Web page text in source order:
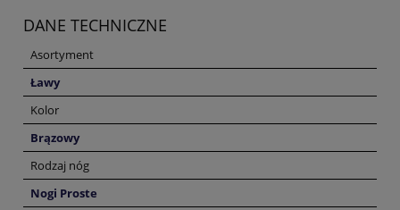
DANE TECHNICZNE
Asortyment
Ławy
Kolor
Brązowy
Rodzaj nóg
Nogi Proste